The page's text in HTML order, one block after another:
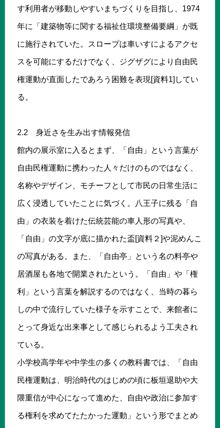
す利用者が移動しやすいまちづくりを目指し、1974
年に「建築物等に関する福祉住環境整備要綱」が既
に施行されていた。スロープは車いすによるアクセ
スを可能にするだけでなく、ジグザグにより自由民
権運動が直面したであろう困難を表現[資料1]してい
る。
2.2 身近さを生み出す情報発信
館内の展示室に入るとまず、「自由」という言葉が
自由民権運動に携わった人々だけのものではなく、
名称やデザイン、モチーフとして市民の日常生活に
広く浸透していたことに気づく。八王子に残る「自
由」の衣装を着けた伝統芸能の車人形の写真や、
「自由」の文字が底に描かれた盃[資料２]や泥めんこ
の写真がある。また、「自由亭」という名の料亭や
居酒屋も各地で開業されたという。「自由」や「権
利」という言葉を解説するのではなく、当時の暮ら
しの中で流行していた様子を示すことで、来館者に
とって身近な出来事として感じられるよう工夫され
ている。
小学校高学年や中学生の多くの教科書では、「自由
民権運動は、明治時代のはじめの頃に板垣退助や大
隈重信が中心になって進めた、自由や政治に参加す
る権利を求めてたたかった運動」という形でまとめ